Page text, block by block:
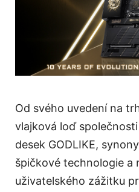
Od svého uvedení na
vlajková loď
desek GODLIKE,
špičkové technologie a
uživatelského zážitku